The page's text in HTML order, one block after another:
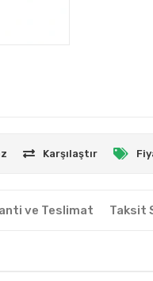
Karşılaştır
ve Teslimat Taksit